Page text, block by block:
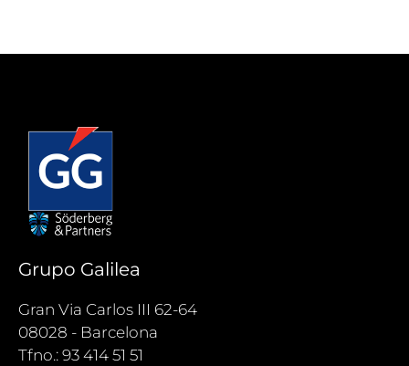
Grupo Galilea
Gran Via Carlos III 62-64
08028 - Barcelona
Tfno.: 93 414 51 51